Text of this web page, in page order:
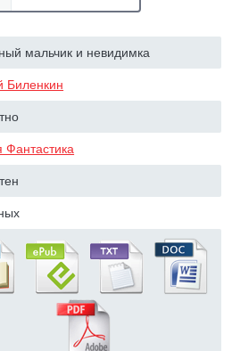
мальчик и невидимка
Биленкин
Фантастика